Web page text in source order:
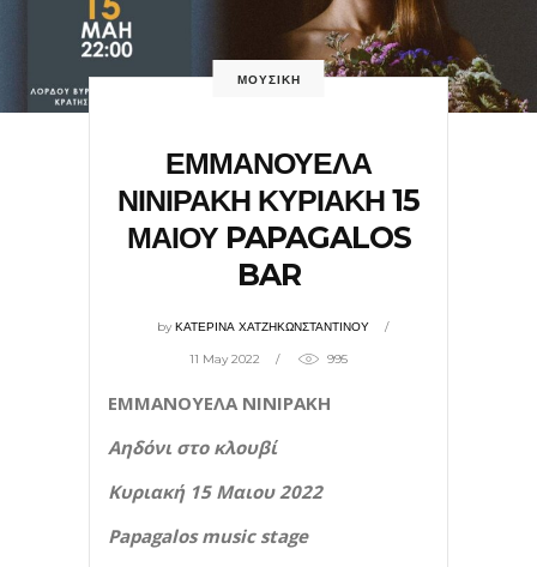
ΜΟΥΣΙΚΗ
ΕΜΜΑΝΟΥΕΛΑ
ΝΙΝΙΡΑΚΗ ΚΥΡΙΑΚΗ 15
ΜΑΙΟΥ PAPAGALOS
BAR
byΚΑΤΕΡΙΝΑ ΧΑΤΖΗΚΩΝΣΤΑΝΤΙΝΟΥ
11 May 2022 995
ΕΜΜΑΝΟΥΕΛΑ ΝΙΝΙΡΑΚΗ
Αηδόνι στο κλουβί
Κυριακή 15 Μαιου 2022
Papagalos music stage